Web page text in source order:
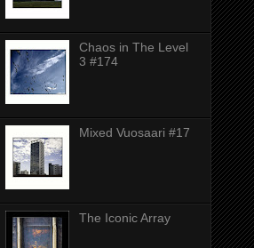
Chaos in The Level
3 #174
Mixed Vuosaari #17
The Iconic Array